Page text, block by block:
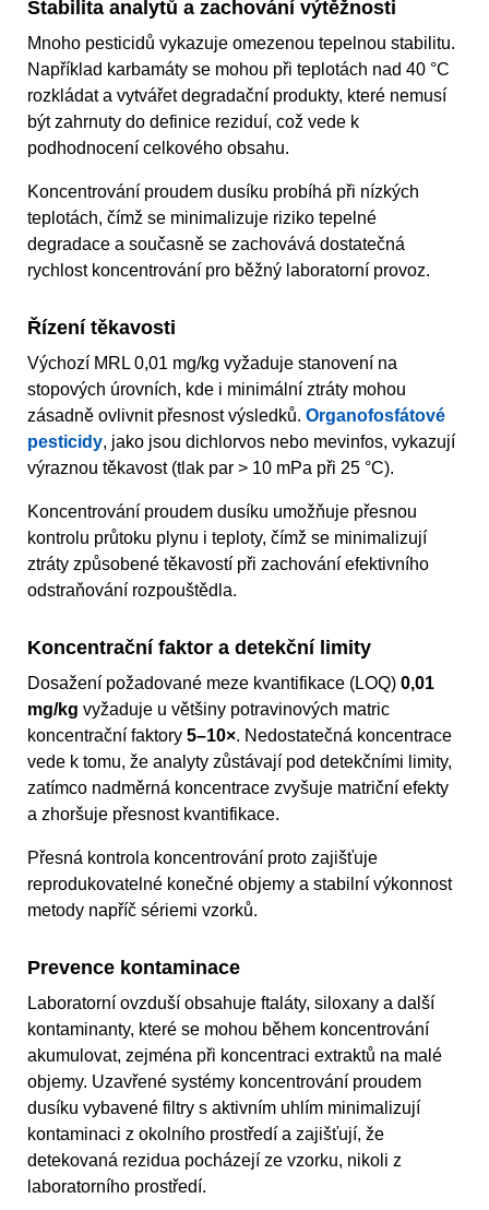
Stabilita analytů a zachování výtěžnosti
Mnoho pesticidů vykazuje omezenou tepelnou stabilitu.
Například karbamáty se mohou při teplotách nad 40 °C
rozkládat a vytvářet degradační produkty, které nemusí
být zahrnuty do definice reziduí, což vede k
podhodnocení celkového obsahu.
Koncentrování proudem dusíku probíhá při nízkých
teplotách, čímž se minimalizuje riziko tepelné
degradace a současně se zachovává dostatečná
rychlost koncentrování pro běžný laboratorní provoz.
Řízení těkavosti
Výchozí MRL 0,01 mg/kg vyžaduje stanovení na
stopových úrovních, kde i minimální ztráty mohou
zásadně ovlivnit přesnost výsledků. Organofosfátové
pesticidy, jako jsou dichlorvos nebo mevinfos, vykazují
výraznou těkavost (tlak par > 10 mPa při 25 °C).
Koncentrování proudem dusíku umožňuje přesnou
kontrolu průtoku plynu i teploty, čímž se minimalizují
ztráty způsobené těkavostí při zachování efektivního
odstraňování rozpouštědla.
Koncentrační faktor a detekční limity
Dosažení požadované meze kvantifikace (LOQ) 0,01
mg/kg vyžaduje u většiny potravinových matric
koncentrační faktory 5–10×. Nedostatečná koncentrace
vede k tomu, že analyty zůstávají pod detekčními limity,
zatímco nadměrná koncentrace zvyšuje matriční efekty
a zhoršuje přesnost kvantifikace.
Přesná kontrola koncentrování proto zajišťuje
reprodukovatelné konečné objemy a stabilní výkonnost
metody napříč sériemi vzorků.
Prevence kontaminace
Laboratorní ovzduší obsahuje ftaláty, siloxany a další
kontaminanty, které se mohou během koncentrování
akumulovat, zejména při koncentraci extraktů na malé
objemy. Uzavřené systémy koncentrování proudem
dusíku vybavené filtry s aktivním uhlím minimalizují
kontaminaci z okolního prostředí a zajišťují, že
detekovaná rezidua pocházejí ze vzorku, nikoli z
laboratorního prostředí.